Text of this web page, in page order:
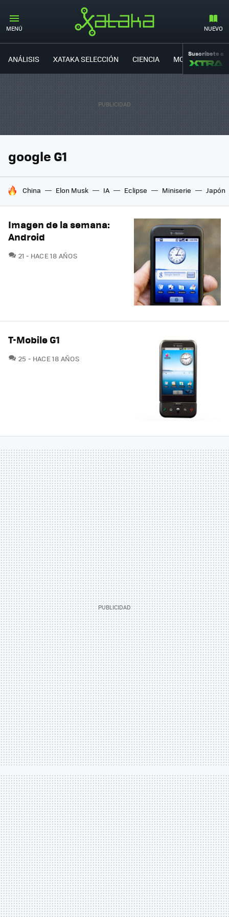
MENÚ NUEVO
ANÁLISIS XATAKA SELECCIÓN CIENCIA MOVILIDAD
Suscríbete a
google G1
HOY SE HABLA DE
China Elon Musk IA Eclipse Miniserie Japón
Imagen de la semana:
Android
21 COMENTARIOS
HACE 18 AÑOS
T-Mobile G1
25 COMENTARIOS
HACE 18 AÑOS